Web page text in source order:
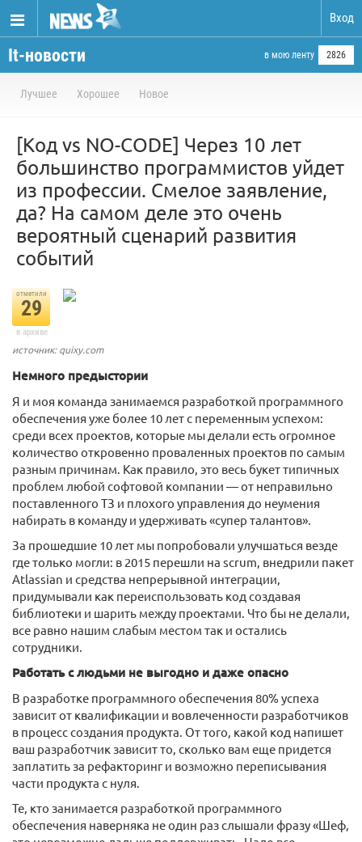
Вход
It-новости в мою ленту 2826
Лучшее Хорошее Новое
[Код vs NO-CODE] Через 10 лет
большинство программистов уйдет
из профессии. Смелое заявление,
да? На самом деле это очень
вероятный сценарий развития
событий
отметили
29
в архиве
источник: quixy.com
Немного предыстории
Я и моя команда занимаемся разработкой программного
обеспечения уже более 10 лет с переменным успехом:
среди всех проектов, которые мы делали есть огромное
количество откровенно проваленных проектов по самым
разным причинам. Как правило, это весь букет типичных
проблем любой софтовой компании — от неправильно
поставленного ТЗ и плохого управления до неумения
набирать в команду и удерживать «супер талантов».
За прошедшие 10 лет мы попробовали улучшаться везде
где только могли: в 2015 перешли на scrum, внедрили пакет
Atlassian и средства непрерывной интеграции,
придумывали как переиспользовать код создавая
библиотеки и шарить между проектами. Что бы не делали,
все равно нашим слабым местом так и остались
сотрудники.
Работать с людьми не выгодно и даже опасно
В разработке программного обеспечения 80% успеха
зависит от квалификации и вовлеченности разработчиков
в процесс создания продукта. От того, какой код напишет
ваш разработчик зависит то, сколько вам еще придется
заплатить за рефакторинг и возможно переписывания
части продукта с нуля.
Те, кто занимается разработкой программного
обеспечения наверняка не один раз слышали фразу «Шеф,